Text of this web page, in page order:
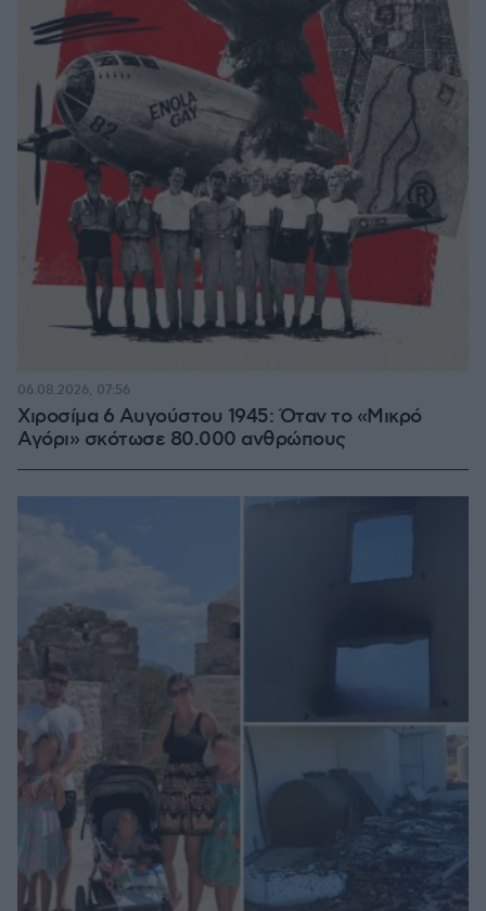
Χιροσίμα 6 Αυγούστου 1945: Όταν το «Μικρό
Αγόρι» σκότωσε 80.000 ανθρώπους
06.08.2026, 07:56